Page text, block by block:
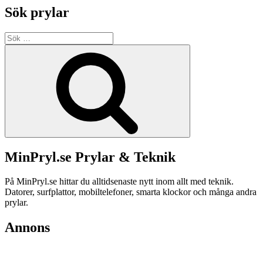
Sök prylar
Sök
efter:
MinPryl.se Prylar & Teknik
På MinPryl.se hittar du alltidsenaste nytt inom allt med teknik.
Datorer, surfplattor, mobiltelefoner, smarta klockor och många andra
prylar.
Annons